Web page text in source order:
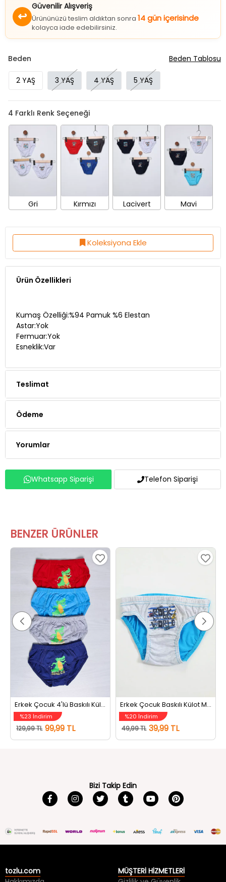
↩
Güvenilir Alışveriş
Ürününüzü teslim aldıktan sonra 14 gün içerisinde
kolayca iade edebilirsiniz.
Beden
2 YAŞ 3 YAŞ 4 YAŞ 5 YAŞ
Beden Tablosu
4 Farklı Renk Seçeneği
Gri Kırmızı Lacivert Mavi
Koleksiyona Ekle
Ürün Özellikleri
Kumaş Özelliği:%94 Pamuk %6 Elestan
Astar:Yok
Fermuar:Yok
Esneklik:Var
Teslimat
Ödeme
Yorumlar
Whatsapp Siparişi Telefon Siparişi
BENZER ÜRÜNLER
Erkek Çocuk 4'lü Baskılı Külot (renkler Farklı Gelebilir.) Renkli
%23 İndirim
129,99 TL 99,99 TL
Erkek Çocuk Baskılı Külot Mavi
%20 İndirim
49,99 TL 39,99 TL
Bizi Takip Edin
tozlu.com
MÜŞTERİ HİZMETLERİ